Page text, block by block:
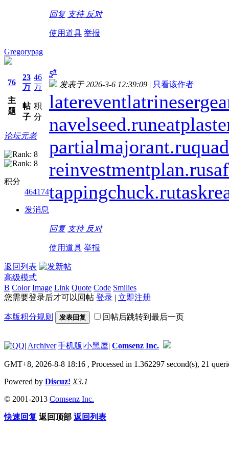
回复 支持 反对
使用道具 举报
Gregorypag
76
主
题
23
万
帖
子
46
万
积
分
论坛元老
积分
464174
发消息
5#
发表于 2026-3-6 12:39:09 | 只看该作者
laterevent
navelseed.ru
partialmajorant.ru
reinvestmentplan.ru
tappingchuck.ru
回复 支持 反对
使用道具 举报
返回列表
高级模式
B Color Image Link Quote Code Smilies
您需要登录后才可以回帖 登录 | 立即注册
本版积分规则 发表回复 回帖后跳转到最后一页
| Archiver|手机版|小黑屋| Comsenz Inc.
GMT+8, 2026-8-8 18:16 , Processed in 1.362297 second(s), 21
Powered by Discuz! X3.1
© 2001-2013 Comsenz Inc.
快速回复 返回顶部 返回列表